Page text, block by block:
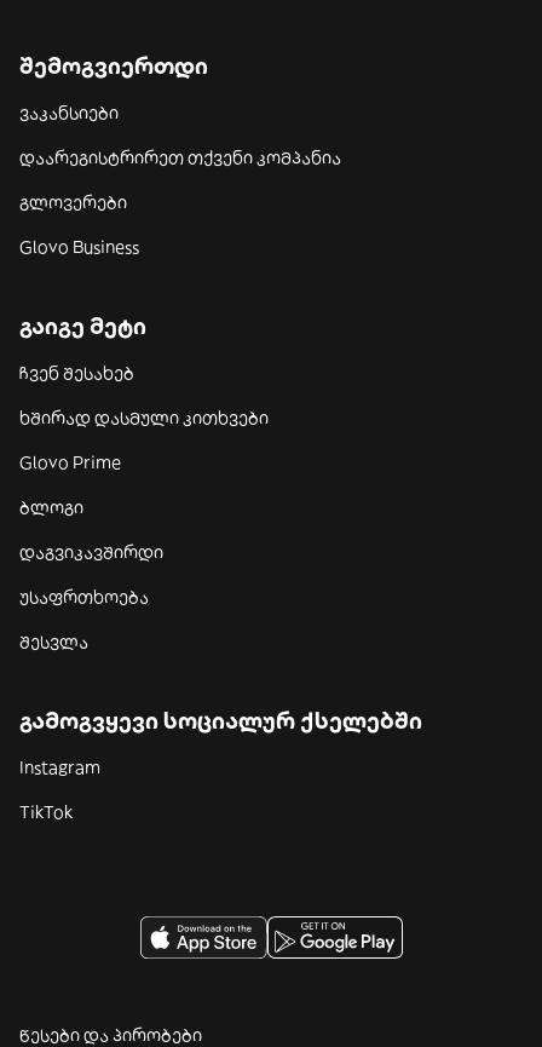
შემოგვიერთდი
ვაკანსიები
დაარეგისტრირეთ თქვენი კომპანია
გლოვერები
Glovo Business
გაიგე მეტი
ჩვენ შესახებ
ხშირად დასმული კითხვები
Glovo Prime
ბლოგი
დაგვიკავშირდი
უსაფრთხოება
შესვლა
გამოგვყევი სოციალურ ქსელებში
Instagram
TikTok
წესები და პირობები